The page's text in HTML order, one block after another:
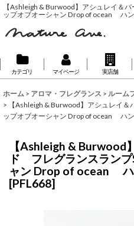
【Ashleigh & Burwood】アシュレイ
ップオブオーシャン Drop of ocean ハ
カテゴリ マイページ 実店舗
ホーム > アロマ・フレグランス > ルーム
>
【Ashleigh & Burwood】アシュレイ
ップオブオーシャン Drop of ocean ハ
【Ashleigh & Burwood
ド フレグランスラン
ャン Drop of ocean ハ
[PFL668]